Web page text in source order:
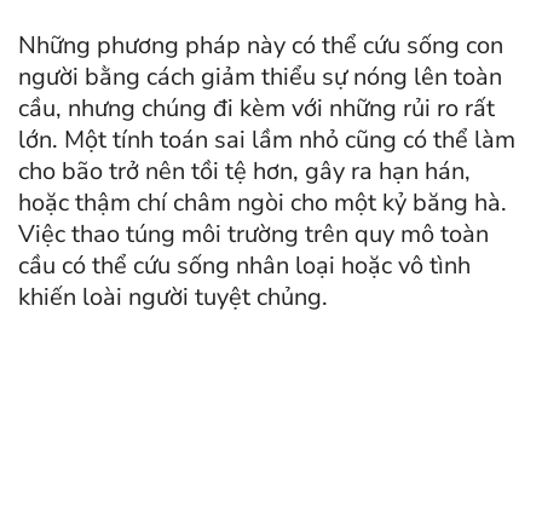
Những phương pháp này có thể cứu sống con
người bằng cách giảm thiểu sự nóng lên toàn
cầu, nhưng chúng đi kèm với những rủi ro rất
lớn. Một tính toán sai lầm nhỏ cũng có thể làm
cho bão trở nên tồi tệ hơn, gây ra hạn hán,
hoặc thậm chí châm ngòi cho một kỷ băng hà.
Việc thao túng môi trường trên quy mô toàn
cầu có thể cứu sống nhân loại hoặc vô tình
khiến loài người tuyệt chủng.